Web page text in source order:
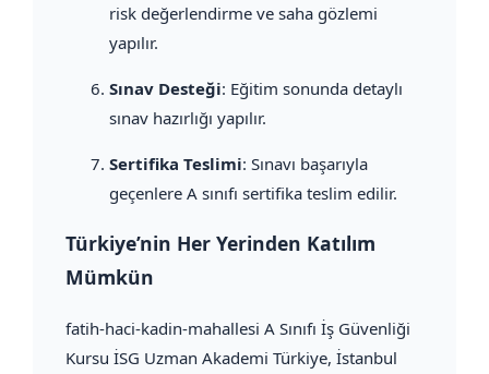
risk değerlendirme ve saha gözlemi
yapılır.
Sınav Desteği: Eğitim sonunda detaylı
sınav hazırlığı yapılır.
Sertifika Teslimi: Sınavı başarıyla
geçenlere A sınıfı sertifika teslim edilir.
Türkiye’nin Her Yerinden Katılım
Mümkün
fatih-haci-kadin-mahallesi A Sınıfı İş Güvenliği
Kursu İSG Uzman Akademi Türkiye, İstanbul